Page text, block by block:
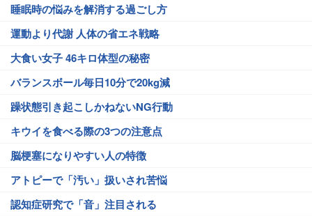
睡眠時の悩みを解消する過ごし方
運動より代謝 人体の省エネ戦略
大食い女子 46キロ体型の秘密
バランスボール毎日10分で20kg減
躁状態引き起こしかねないNG行動
キウイを食べる際の3つの注意点
脳梗塞になりやすい人の特徴
アトピーで「汚い」扱いされ苦悩
認知症研究で「音」注目される